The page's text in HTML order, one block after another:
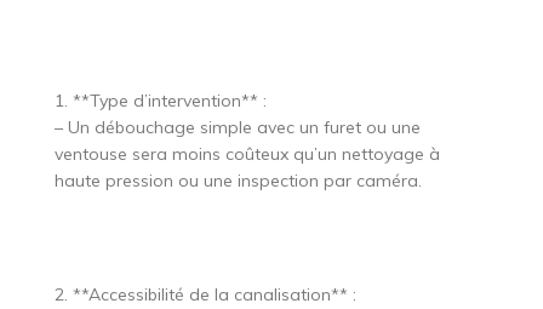
1. **Type d’intervention** :
– Un débouchage simple avec un furet ou une
ventouse sera moins coûteux qu’un nettoyage à
haute pression ou une inspection par caméra.
2. **Accessibilité de la canalisation** :